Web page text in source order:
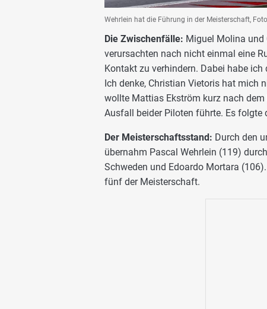
Wehrlein hat die Führung in der Meisterschaft,
Die Zwischenfälle: Miguel Molina und
verursachten nach nicht einmal eine
Kontakt zu verhindern. Dabei habe
Ich denke, Christian Vietoris hat mich
wollte Mattias Ekström kurz nach
Ausfall beider Piloten führte. Es folgte
Der Meisterschaftsstand: Durch den
übernahm Pascal Wehrlein (119)
Schweden und Edoardo Mortara
fünf der Meisterschaft.